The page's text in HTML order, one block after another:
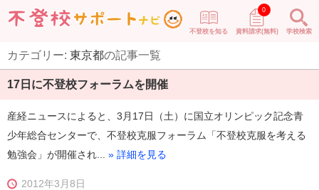
不登校を知る 資料請求(無料)
0
学校検索
カテゴリー: 東京都の記事一覧
17日に不登校フォーラムを開催
産経ニュースによると、3月17日（土）に国立オリンピック記念青
少年総合センターで、不登校克服フォーラム「不登校克服を考える
勉強会」が開催され... » 詳細を見る
2012年3月8日